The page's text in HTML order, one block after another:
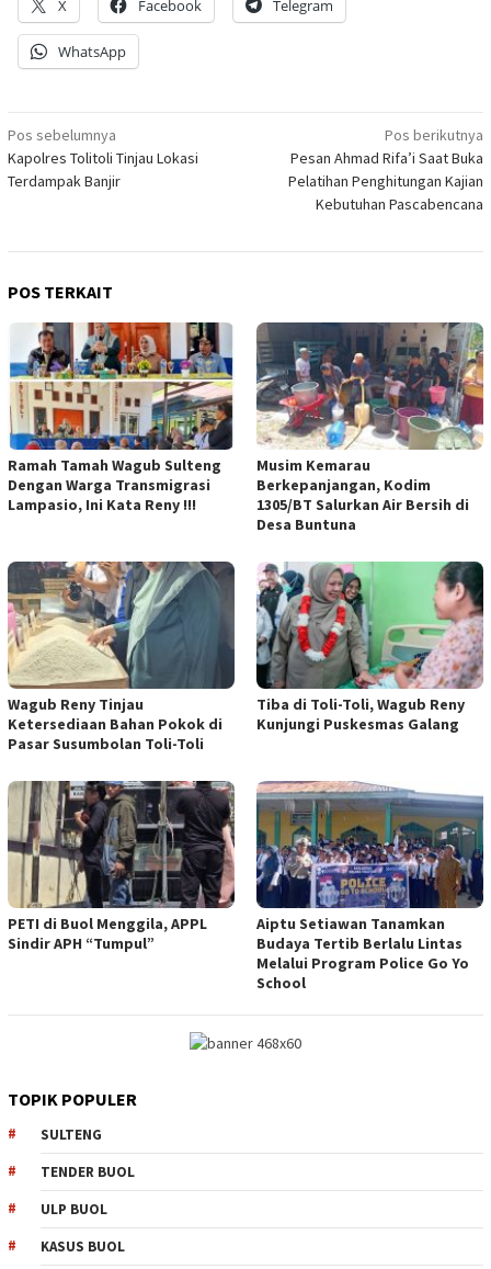
X Facebook Telegram
WhatsApp
Navigasi
pos
Pos sebelumnya
Kapolres Tolitoli Tinjau Lokasi
Terdampak Banjir
Pos berikutnya
Pesan Ahmad Rifa’i Saat Buka
Pelatihan Penghitungan Kajian
Kebutuhan Pascabencana
POS TERKAIT
Ramah Tamah Wagub Sulteng
Dengan Warga Transmigrasi
Lampasio, Ini Kata Reny !!!
Musim Kemarau
Berkepanjangan, Kodim
1305/BT Salurkan Air Bersih di
Desa Buntuna
Wagub Reny Tinjau
Ketersediaan Bahan Pokok di
Pasar Susumbolan Toli-Toli
Tiba di Toli-Toli, Wagub Reny
Kunjungi Puskesmas Galang
PETI di Buol Menggila, APPL
Sindir APH “Tumpul”
Aiptu Setiawan Tanamkan
Budaya Tertib Berlalu Lintas
Melalui Program Police Go Yo
School
TOPIK POPULER
SULTENG
TENDER BUOL
ULP BUOL
KASUS BUOL